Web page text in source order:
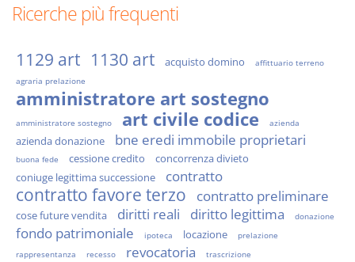
Ricerche più frequenti
1129 art 1130 art acquisto domino
affittuario terreno
agraria prelazione
amministratore art sostegno
amministratore sostegno art civile codice azienda
azienda donazione bne eredi immobile proprietari
buona fede cessione credito
concorrenza divieto
coniuge legittima successione
contratto
contratto favore terzo contratto preliminare
cose future vendita diritti reali diritto legittima donazione
fondo patrimoniale ipoteca locazione
prelazione
rappresentanza
recesso revocatoria trascrizione